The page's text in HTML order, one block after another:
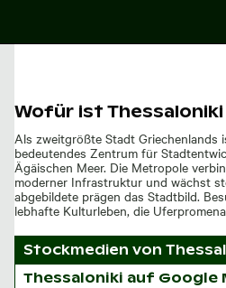
Wofür ist
Als zweitgrößte Stadt Griechenlands
bedeutendes Zentrum für
Ägäischen Meer. Die Metropole
moderner Infrastruktur und wächst
abgebildete prägen das Stadtbild.
lebhafte Kulturleben, die
Stockmedien von
Thessaloniki auf Google